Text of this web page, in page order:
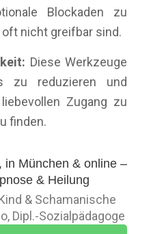
Blockaden zu
oft nicht greifbar sind.
Diese Werkzeuge
zu reduzieren und
Zugang zu
finden.
& Schamanische
Dipl.-Sozialpädagoge